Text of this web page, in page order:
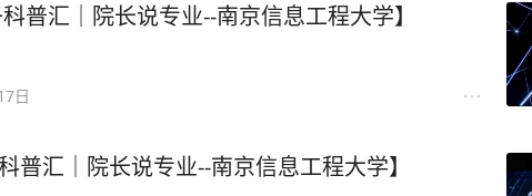
科普汇｜院长说专业--南京信息工程大学】
日
科普汇｜院长说专业--南京信息工程大学】